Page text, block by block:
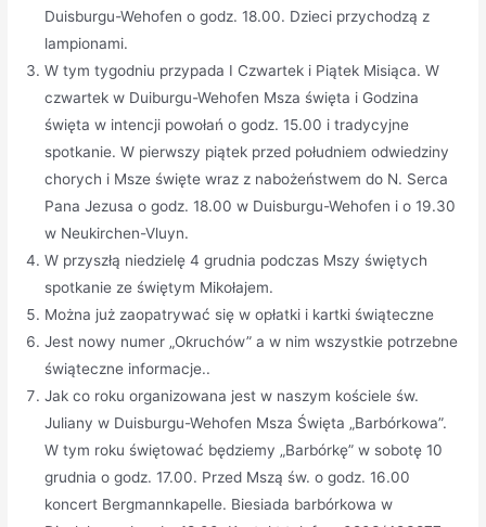
Duisburgu-Wehofen o godz. 18.00. Dzieci przychodzą z
lampionami.
W tym tygodniu przypada I Czwartek i Piątek Misiąca. W
czwartek w Duiburgu-Wehofen Msza święta i Godzina
święta w intencji powołań o godz. 15.00 i tradycyjne
spotkanie. W pierwszy piątek przed południem odwiedziny
chorych i Msze święte wraz z nabożeństwem do N. Serca
Pana Jezusa o godz. 18.00 w Duisburgu-Wehofen i o 19.30
w Neukirchen-Vluyn.
W przyszłą niedzielę 4 grudnia podczas Mszy świętych
spotkanie ze świętym Mikołajem.
Można już zaopatrywać się w opłatki i kartki świąteczne
Jest nowy numer „Okruchów” a w nim wszystkie potrzebne
świąteczne informacje..
Jak co roku organizowana jest w naszym kościele św.
Juliany w Duisburgu-Wehofen Msza Święta „Barbórkowa”.
W tym roku świętować będziemy „Barbórkę” w sobotę 10
grudnia o godz. 17.00. Przed Mszą św. o godz. 16.00
koncert Bergmannkapelle. Biesiada barbórkowa w